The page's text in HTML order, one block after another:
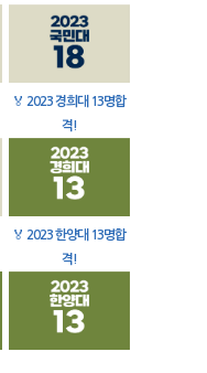
🏅 2023 경희대 13명합
격!
🏅 2023 한양대 13명합
격!